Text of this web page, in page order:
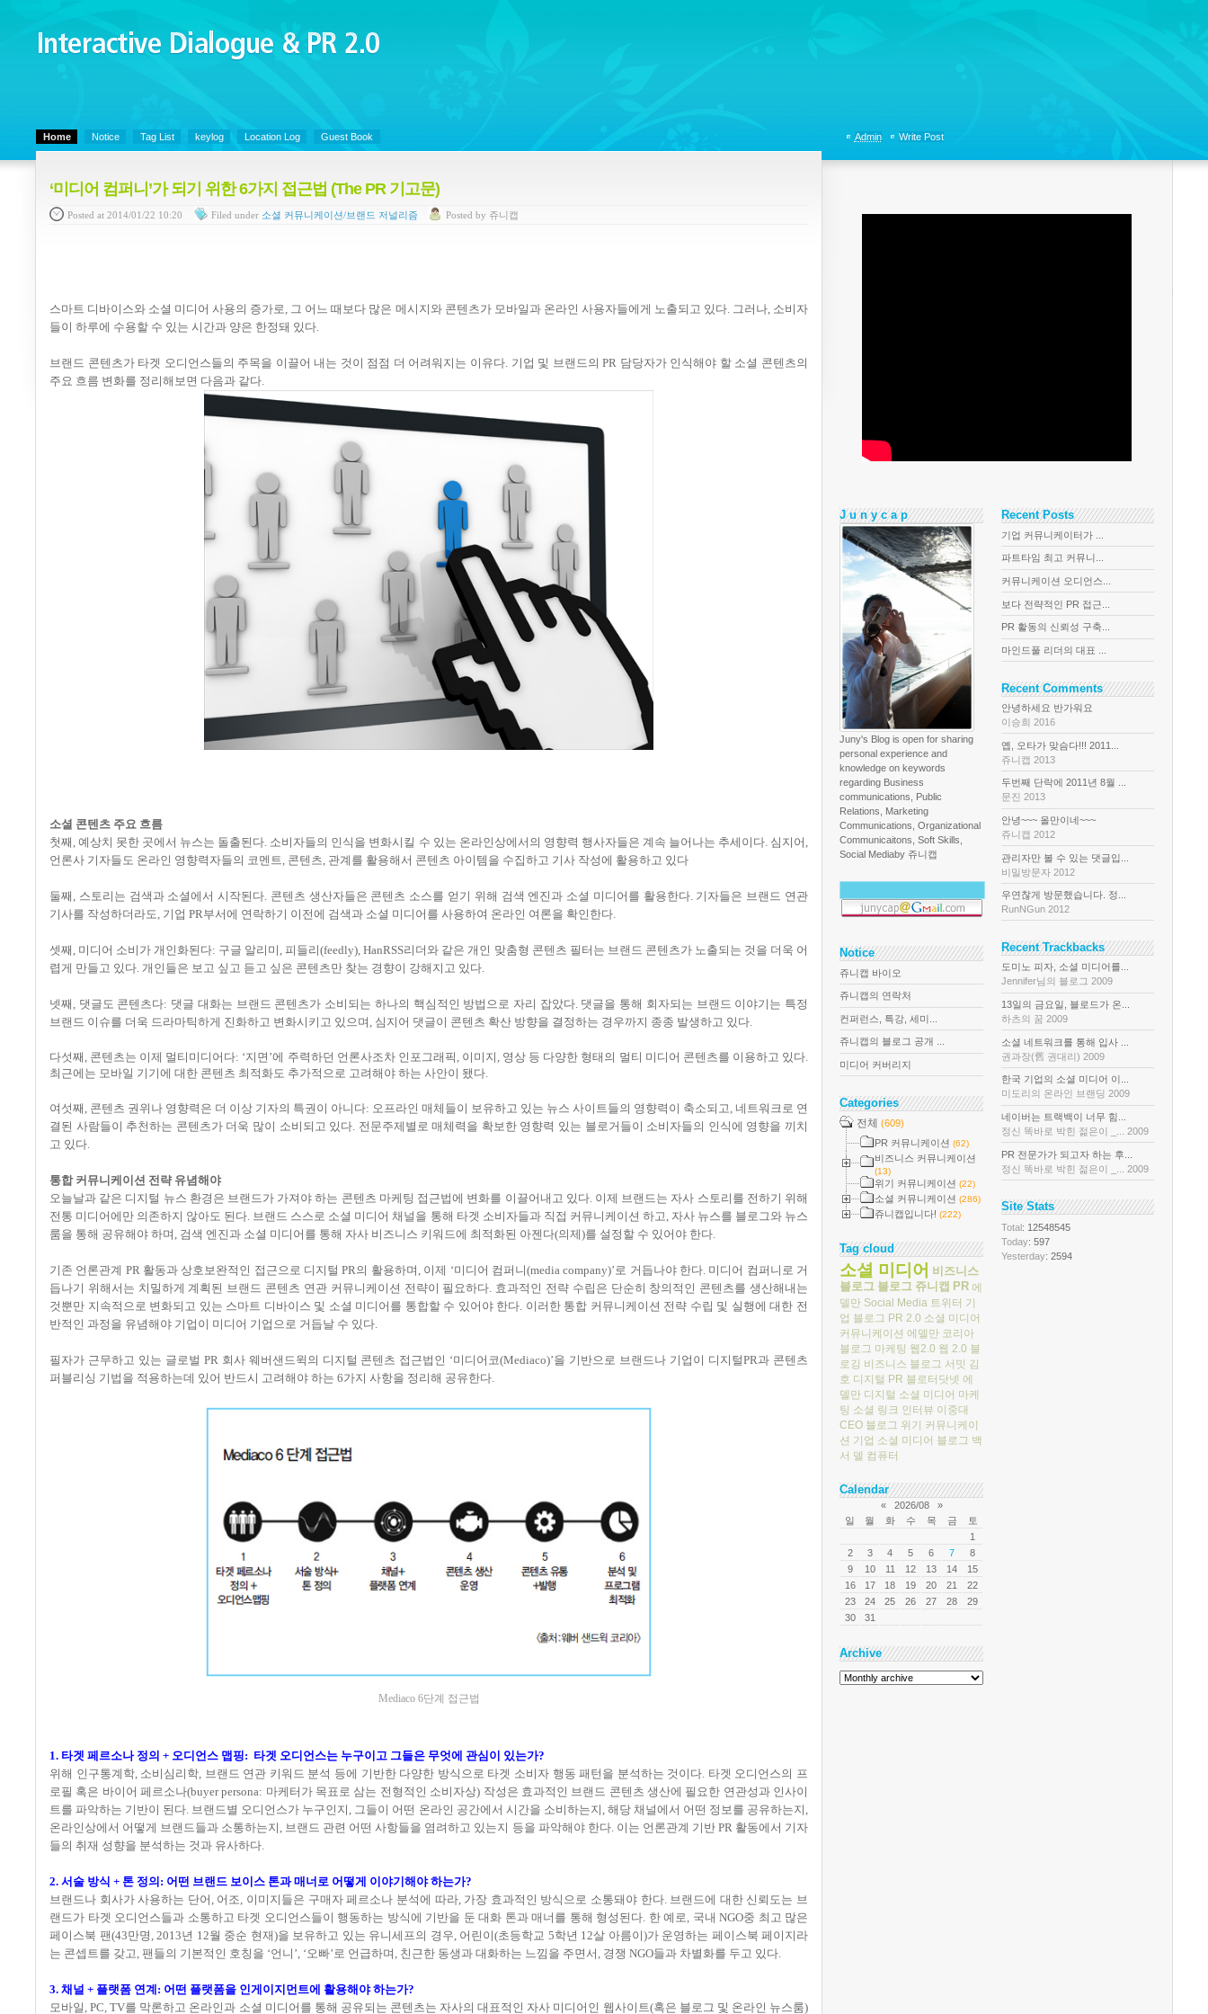
Interactive Dialogue &
PR 2.0
Home Notice Tag List keylog Location Log Guest Book
‘미디어 컴퍼니’가 되기 위한 6가지 접근법 (The PR 기고문)
Posted at 2014/01/22 10:20 Filed under 소셜 커뮤니케이션/브랜드 저널리즘 Posted by 쥬니캡
스마트 디바이스와 소셜 미디어 사용의 증가로, 그 어느 때보다 많은 메시지와 콘텐츠가 모바일과 온라인 사용자들에게 노출되고 있다. 그러나, 소비자
들이 하루에 수용할 수 있는 시간과 양은 한정돼 있다.
브랜드 콘텐츠가 타겟 오디언스들의 주목을 이끌어 내는 것이 점점 더 어려워지는 이유다. 기업 및 브랜드의 PR 담당자가 인식해야 할 소셜 콘텐츠의
주요 흐름 변화를 정리해보면 다음과 같다.
소셜 콘텐츠 주요 흐름
첫째, 예상치 못한 곳에서 뉴스는 돌출된다. 소비자들의 인식을 변화시킬 수 있는 온라인상에서의 영향력 행사자들은 계속 늘어나는 추세이다. 심지어,
언론사 기자들도 온라인 영향력자들의 코멘트, 콘텐츠, 관계를 활용해서 콘텐츠 아이템을 수집하고 기사 작성에 활용하고 있다
둘째, 스토리는 검색과 소셜에서 시작된다. 콘텐츠 생산자들은 콘텐츠 소스를 얻기 위해 검색 엔진과 소셜 미디어를 활용한다. 기자들은 브랜드 연관
기사를 작성하더라도, 기업 PR부서에 연락하기 이전에 검색과 소셜 미디어를 사용하여 온라인 여론을 확인한다.
셋째, 미디어 소비가 개인화된다: 구글 알리미, 피들리(feedly), HanRSS리더와 같은 개인 맞춤형 콘텐츠 필터는 브랜드 콘텐츠가 노출되는 것을 더욱 어
렵게 만들고 있다. 개인들은 보고 싶고 듣고 싶은 콘텐츠만 찾는 경향이 강해지고 있다.
넷째, 댓글도 콘텐츠다: 댓글 대화는 브랜드 콘텐츠가 소비되는 하나의 핵심적인 방법으로 자리 잡았다. 댓글을 통해 회자되는 브랜드 이야기는 특정
브랜드 이슈를 더욱 드라마틱하게 진화하고 변화시키고 있으며, 심지어 댓글이 콘텐츠 확산 방향을 결정하는 경우까지 종종 발생하고 있다.
다섯째, 콘텐츠는 이제 멀티미디어다: ‘지면’에 주력하던 언론사조차 인포그래픽, 이미지, 영상 등 다양한 형태의 멀티 미디어 콘텐츠를 이용하고 있다.
최근에는 모바일 기기에 대한 콘텐츠 최적화도 추가적으로 고려해야 하는 사안이 됐다.
여섯째, 콘텐츠 권위나 영향력은 더 이상 기자의 특권이 아니다: 오프라인 매체들이 보유하고 있는 뉴스 사이트들의 영향력이 축소되고, 네트워크로 연
결된 사람들이 추천하는 콘텐츠가 더욱 많이 소비되고 있다. 전문주제별로 매체력을 확보한 영향력 있는 블로거들이 소비자들의 인식에 영향을 끼치
고 있다.
통합 커뮤니케이션 전략 유념해야
오늘날과 같은 디지털 뉴스 환경은 브랜드가 가져야 하는 콘텐츠 마케팅 접근법에 변화를 이끌어내고 있다. 이제 브랜드는 자사 스토리를 전하기 위해
전통 미디어에만 의존하지 않아도 된다. 브랜드 스스로 소셜 미디어 채널을 통해 타겟 소비자들과 직접 커뮤니케이션 하고, 자사 뉴스를 블로그와 뉴스
룸을 통해 공유해야 하며, 검색 엔진과 소셜 미디어를 통해 자사 비즈니스 키워드에 최적화된 아젠다(의제)를 설정할 수 있어야 한다.
기존 언론관계 PR 활동과 상호보완적인 접근으로 디지털 PR의 활용하며, 이제 ‘미디어 컴퍼니(media company)’로 거듭나야 한다. 미디어 컴퍼니로 거
듭나기 위해서는 치밀하게 계획된 브랜드 콘텐츠 연관 커뮤니케이션 전략이 필요하다. 효과적인 전략 수립은 단순히 창의적인 콘텐츠를 생산해내는
것뿐만 지속적으로 변화되고 있는 스마트 디바이스 및 소셜 미디어를 통합할 수 있어야 한다. 이러한 통합 커뮤니케이션 전략 수립 및 실행에 대한 전
반적인 과정을 유념해야 기업이 미디어 기업으로 거듭날 수 있다.
필자가 근무하고 있는 글로벌 PR 회사 웨버샌드윅의 디지털 콘텐츠 접근법인 ‘미디어코(Mediaco)’을 기반으로 브랜드나 기업이 디지털PR과 콘텐츠
퍼블리싱 기법을 적용하는데 있어 반드시 고려해야 하는 6가지 사항을 정리해 공유한다.
Mediaco 6단계 접근법
1. 타겟 페르소나 정의 + 오디언스 맵핑: 타겟 오디언스는 누구이고 그들은 무엇에 관심이 있는가?
위해 인구통계학, 소비심리학, 브랜드 연관 키워드 분석 등에 기반한 다양한 방식으로 타겟 소비자 행동 패턴을 분석하는 것이다. 타겟 오디언스의 프
로필 혹은 바이어 페르소나(buyer persona: 마케터가 목표로 삼는 전형적인 소비자상) 작성은 효과적인 브랜드 콘텐츠 생산에 필요한 연관성과 인사이
트를 파악하는 기반이 된다. 브랜드별 오디언스가 누구인지, 그들이 어떤 온라인 공간에서 시간을 소비하는지, 해당 채널에서 어떤 정보를 공유하는지,
온라인상에서 어떻게 브랜드들과 소통하는지, 브랜드 관련 어떤 사항들을 염려하고 있는지 등을 파악해야 한다. 이는 언론관계 기반 PR 활동에서 기자
들의 취재 성향을 분석하는 것과 유사하다.
2. 서술 방식 + 톤 정의: 어떤 브랜드 보이스 톤과 매너로 어떻게 이야기해야 하는가?
브랜드나 회사가 사용하는 단어, 어조, 이미지들은 구매자 페르소나 분석에 따라, 가장 효과적인 방식으로 소통돼야 한다. 브랜드에 대한 신뢰도는 브
랜드가 타겟 오디언스들과 소통하고 타겟 오디언스들이 행동하는 방식에 기반을 둔 대화 톤과 매너를 통해 형성된다. 한 예로, 국내 NGO중 최고 많은
페이스북 팬(43만명, 2013년 12월 중순 현재)을 보유하고 있는 유니세프의 경우, 어린이(초등학교 5학년 12살 아름이)가 운영하는 페이스북 페이지라
는 콘셉트를 갖고, 팬들의 기본적인 호칭을 ‘언니’, ‘오빠’로 언급하며, 친근한 동생과 대화하는 느낌을 주면서, 경쟁 NGO들과 차별화를 두고 있다.
3. 채널 + 플랫폼 연계: 어떤 플랫폼을 인게이지먼트에 활용해야 하는가?
모바일, PC, TV를 막론하고 온라인과 소셜 미디어를 통해 공유되는 콘텐츠는 자사의 대표적인 자사 미디어인 웹사이트(혹은 블로그 및 온라인 뉴스룸)
Admin Write Post
J u n y c a p
Juny's Blog is open for sharing
personal experience and
knowledge on keywords
regarding Business
communications, Public
Relations, Marketing
Communications, Organizational
Communicaitons, Soft Skills,
Social Mediaby 쥬니캡
Notice
쥬니캡 바이오
쥬니캡의 연락처
컨퍼런스, 특강, 세미...
쥬니캡의 블로그 공개 ...
미디어 커버리지
Categories
전체 (609)
PR 커뮤니케이션 (62)
비즈니스 커뮤니케이션
(13)
위기 커뮤니케이션 (22)
소셜 커뮤니케이션 (286)
쥬니캡입니다! (222)
Tag cloud
소셜 미디어 비즈니스
블로그 블로그 쥬니캡 PR 에
델만 Social Media 트위터 기
업 블로그 PR 2.0 소셜 미디어
커뮤니케이션 에델만 코리아
블로그 마케팅 웹2.0 웹 2.0 블
로깅 비즈니스 블로그 서밋 김
호 디지털 PR 블로터닷넷 에
델만 디지털 소셜 미디어 마케
팅 소셜 링크 인터뷰 이중대
CEO 블로그 위기 커뮤니케이
션 기업 소셜 미디어 블로그 백
서 델 컴퓨터
Calendar
« 2026/08
»
일
월 화 수 목 금
토
1
2
3 4 5 6 7
8
9
10 11 12 13 14
15
16
17 18 19 20 21
22
23
24 25 26 27 28
29
30
31
Archive
Recent Posts
기업 커뮤니케이터가 ...
파트타임 최고 커뮤니...
커뮤니케이션 오디언스...
보다 전략적인 PR 접근...
PR 활동의 신뢰성 구축...
마인드풀 리더의 대표 ...
Recent Comments
안녕하세요 반가워요
이승희 2016
옙, 오타가 맞슴다!!! 2011...
쥬니캡 2013
두번째 단락에 2011년 8월 ...
문진 2013
안녕~~~ 올만이네~~~
쥬니캡 2012
관리자만 볼 수 있는 댓글입...
비밀방문자 2012
우연찮게 방문했습니다. 정...
RunNGun 2012
Recent Trackbacks
도미노 피자, 소셜 미디어를...
Jennifer님의 블로그 2009
13일의 금요일, 블로드가 온...
하츠의 꿈 2009
소셜 네트워크를 통해 입사 ...
권과장(舊 권대리) 2009
한국 기업의 소셜 미디어 이...
미도리의 온라인 브랜딩 2009
네이버는 트랙백이 너무 힘...
정신 똑바로 박힌 젊은이 _... 2009
PR 전문가가 되고자 하는 후...
정신 똑바로 박힌 젊은이 _... 2009
Site Stats
Total: 12548545
Today: 597
Yesterday: 2594